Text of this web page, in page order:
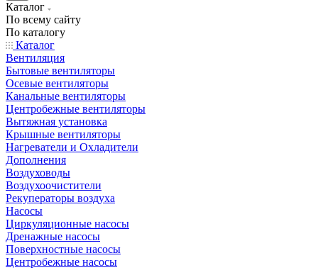
Каталог
По всему сайту
По каталогу
Каталог
Вентиляция
Бытовые вентиляторы
Осевые вентиляторы
Канальные вентиляторы
Центробежные вентиляторы
Вытяжная установка
Крышные вентиляторы
Нагреватели и Охладители
Дополнения
Воздуховоды
Воздухоочистители
Рекуператоры воздуха
Насосы
Циркуляционные насосы
Дренажные насосы
Поверхностные насосы
Центробежные насосы